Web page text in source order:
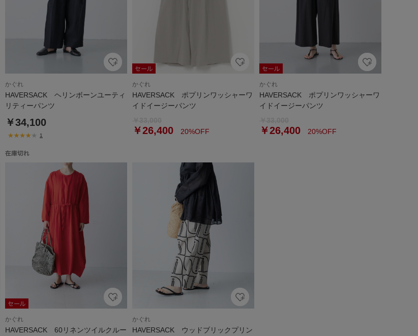
かぐれ
HAVERSACK ヘリンボーンユーティ
リティーパンツ
￥34,100
1
かぐれ
HAVERSACK ポプリンワッシャーワ
イドイージーパンツ
￥26,400 20%OFF
かぐれ
HAVERSACK ポプリンワッシャーワ
イドイージーパンツ
￥26,400 20%OFF
かぐれ
HAVERSACK 60リネンツイルクルー
かぐれ
HAVERSACK ウッドブリックプリン